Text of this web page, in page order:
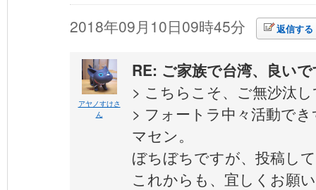
2018年09月10日09時45分 返信する
アヤノすけさ
ん
RE: ご家族で台湾、良い
> こちらこそ、ご無沙汰
> フォートラ中々活動で
マセン。
ぼちぼちですが、投稿し
これからも、宜しくお願